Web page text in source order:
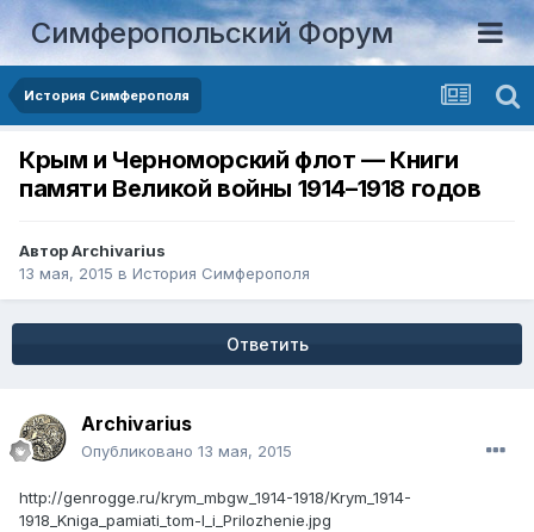
Симферопольский Форум
История Симферополя
Крым и Черноморский флот — Книги
памяти Великой войны 1914–1918 годов
АвторArchivarius
13 мая, 2015 в История Симферополя
Ответить
Archivarius
Опубликовано 13 мая, 2015
http://genrogge.ru/krym_mbgw_1914-1918/Krym_1914-
1918_Kniga_pamiati_tom-I_i_Prilozhenie.jpg